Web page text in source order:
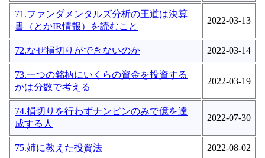
71.ファンダメンタルズ分析の王道は決算
書（とかIR情報）を読むこと
2022-03-13
72.なぜ損切りができないのか 2022-03-14
73.一つの銘柄にいくらの資金を投資する
かは分数で考える
2022-03-19
74.損切りを行わずナンピンのみで億を達
成する人
2022-07-30
75.姉に教えた投資法 2022-08-02